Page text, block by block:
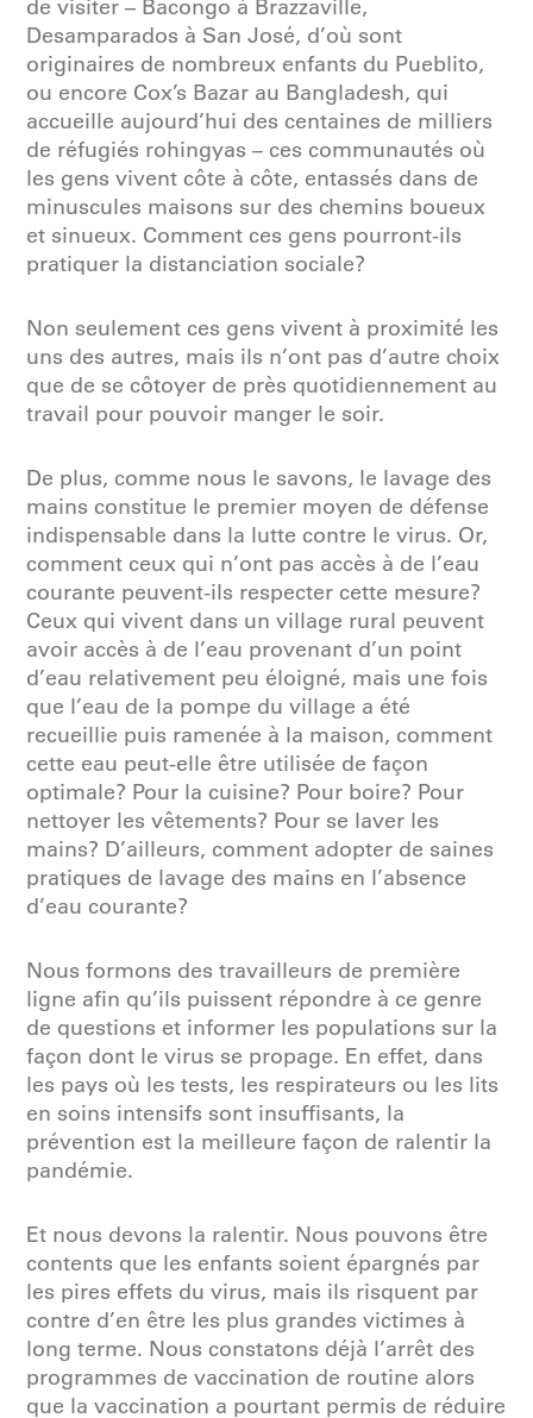
de visiter – Bacongo à Brazzaville,
Desamparados à San José, d’où sont
originaires de nombreux enfants du Pueblito,
ou encore Cox’s Bazar au Bangladesh, qui
accueille aujourd’hui des centaines de milliers
de réfugiés rohingyas – ces communautés où
les gens vivent côte à côte, entassés dans de
minuscules maisons sur des chemins boueux
et sinueux. Comment ces gens pourront-ils
pratiquer la distanciation sociale?
Non seulement ces gens vivent à proximité les
uns des autres, mais ils n’ont pas d’autre choix
que de se côtoyer de près quotidiennement au
travail pour pouvoir manger le soir.
De plus, comme nous le savons, le lavage des
mains constitue le premier moyen de défense
indispensable dans la lutte contre le virus. Or,
comment ceux qui n’ont pas accès à de l’eau
courante peuvent-ils respecter cette mesure?
Ceux qui vivent dans un village rural peuvent
avoir accès à de l’eau provenant d’un point
d’eau relativement peu éloigné, mais une fois
que l’eau de la pompe du village a été
recueillie puis ramenée à la maison, comment
cette eau peut-elle être utilisée de façon
optimale? Pour la cuisine? Pour boire? Pour
nettoyer les vêtements? Pour se laver les
mains? D’ailleurs, comment adopter de saines
pratiques de lavage des mains en l’absence
d’eau courante?
Nous formons des travailleurs de première
ligne afin qu’ils puissent répondre à ce genre
de questions et informer les populations sur la
façon dont le virus se propage. En effet, dans
les pays où les tests, les respirateurs ou les lits
en soins intensifs sont insuffisants, la
prévention est la meilleure façon de ralentir la
pandémie.
Et nous devons la ralentir. Nous pouvons être
contents que les enfants soient épargnés par
les pires effets du virus, mais ils risquent par
contre d’en être les plus grandes victimes à
long terme. Nous constatons déjà l’arrêt des
programmes de vaccination de routine alors
que la vaccination a pourtant permis de réduire